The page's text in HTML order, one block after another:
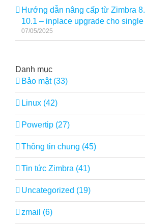
Hướng dẫn nâng cấp từ Zimbra
10.1 – inplace upgrade cho single
07/05/2025
Danh mục
Bảo mật (33)
Linux (42)
Powertip (27)
Thông tin chung (45)
Tin tức Zimbra (41)
Uncategorized (19)
zmail (6)